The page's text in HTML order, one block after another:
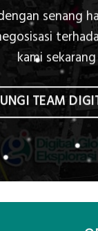
senang
kami
TEAM